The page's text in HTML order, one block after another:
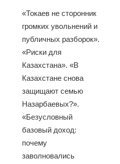
«Токаев не сторонник
громких увольнений и
публичных разборок».
«Риски для
Казахстана». «В
Казахстане снова
защищают семью
Назарбаевых?».
«Безусловный
базовый доход:
почему
заволновались